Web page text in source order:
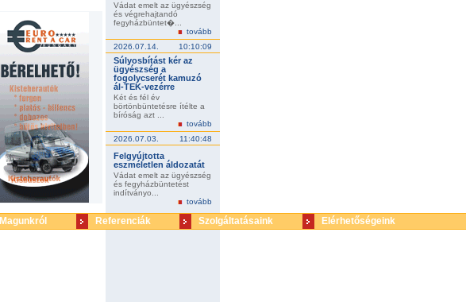
Vádat emelt az ügyészség
és végrehajtandó
fegyházbüntet�...
tovább
2026.07.14.
10:10:09
Súlyosbítást kér az
ügyészség a
fogolycserét kamuzó
ál-TEK-vezérre
Két és fél év
börtönbüntetésre ítélte a
bíróság azt ...
tovább
2026.07.03.
11:40:48
Felgyújtotta
eszméletlen áldozatát
Vádat emelt az ügyészség
és fegyházbüntetést
indítványo...
tovább
Magunkról Referenciák Szolgáltatásaink Elérhetőségeink